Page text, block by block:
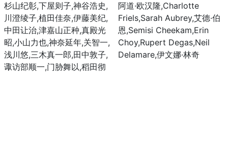
杉山纪彰,下屋则子,神谷浩史,
川澄绫子,植田佳奈,伊藤美纪,
中田让治,津嘉山正种,真殿光
昭,小山力也,神奈延年,关智一,
浅川悠,三木真一郎,田中敦子,
诹访部顺一,门胁舞以,稻田彻
阿道·欧汉隆,Charlotte
Friels,Sarah Aubrey,艾德·伯
恩,Semisi Cheekam,Erin
Choy,Rupert Degas,Neil
Delamare,伊文娜·林奇